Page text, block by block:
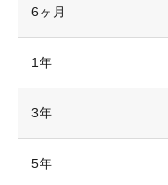
6ヶ月
1年
3年
5年